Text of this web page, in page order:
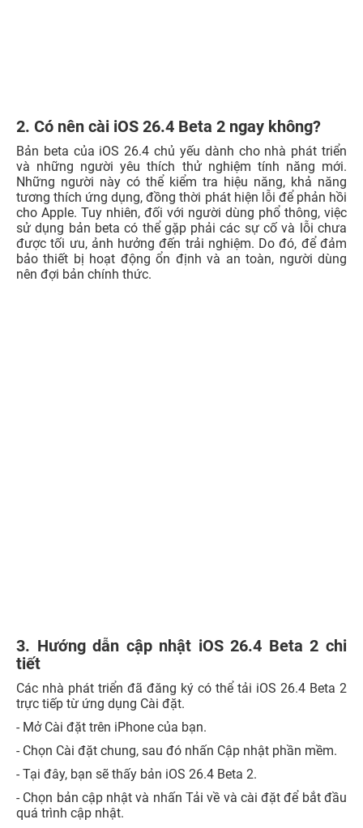
2. Có nên cài iOS 26.4 Beta 2 ngay không?
Bản beta của iOS 26.4 chủ yếu dành cho nhà phát triển
và những người yêu thích thử nghiệm tính năng mới.
Những người này có thể kiểm tra hiệu năng, khả năng
tương thích ứng dụng, đồng thời phát hiện lỗi để phản hồi
cho Apple. Tuy nhiên, đối với người dùng phổ thông, việc
sử dụng bản beta có thể gặp phải các sự cố và lỗi chưa
được tối ưu, ảnh hưởng đến trải nghiệm. Do đó, để đảm
bảo thiết bị hoạt động ổn định và an toàn, người dùng
nên đợi bản chính thức.
3. Hướng dẫn cập nhật iOS 26.4 Beta 2 chi
tiết
Các nhà phát triển đã đăng ký có thể tải iOS 26.4 Beta 2
trực tiếp từ ứng dụng Cài đặt.
- Mở Cài đặt trên iPhone của bạn.
- Chọn Cài đặt chung, sau đó nhấn Cập nhật phần mềm.
- Tại đây, bạn sẽ thấy bản iOS 26.4 Beta 2.
- Chọn bản cập nhật và nhấn Tải về và cài đặt để bắt đầu
quá trình cập nhật.